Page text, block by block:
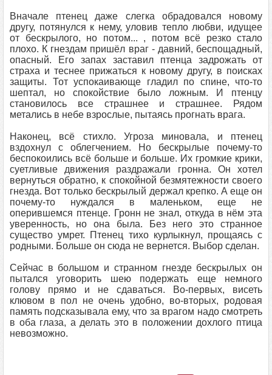
Вначале птенец даже слегка обрадовался новому
другу, потянулся к нему, уловив тепло любви, идущее
от бескрылого, но потом... , потом всё резко стало
плохо. К гнездам пришёл враг - давний, беспощадный,
опасный. Его запах заставил птенца задрожать от
страха и теснее прижаться к новому другу, в поисках
защиты. Тот успокаивающе гладил по спине, что-то
шептал, но спокойствие было ложным. И птенцу
становилось все страшнее и страшнее. Рядом
метались в небе взрослые, пытаясь прогнать врага.
Наконец, всё стихло. Угроза миновала, и птенец
вздохнул с облегчением. Но бескрылые почему-то
беспокоились всё больше и больше. Их громкие крики,
суетливые движения раздражали гронна. Он хотел
вернуться обратно, к спокойной безмятежности своего
гнезда. Вот только бескрылый держал крепко. А еще он
почему-то нуждался в маленьком, еще не
оперившемся птенце. Гронн не знал, откуда в нём эта
уверенность, но она была. Без него это странное
существо умрет. Птенец тихо курлыкнул, прощаясь с
родными. Больше он сюда не вернется. Выбор сделан.
Сейчас в большом и странном гнезде бескрылых он
пытался уговорить шею подержать еще немного
голову прямо и не сдаваться. Во-первых, висеть
клювом в пол не очень удобно, во-вторых, родовая
память подсказывала ему, что за врагом надо смотреть
в оба глаза, а делать это в положении дохлого птица
невозможно.